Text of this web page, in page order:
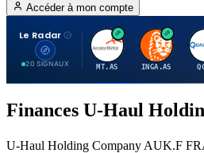
Accéder à mon compte
Le Radar
20 SIGNAUX
A
MT.AS
I
INGA.AS
Finances U-Haul
U-Haul Holding Company AUK.F